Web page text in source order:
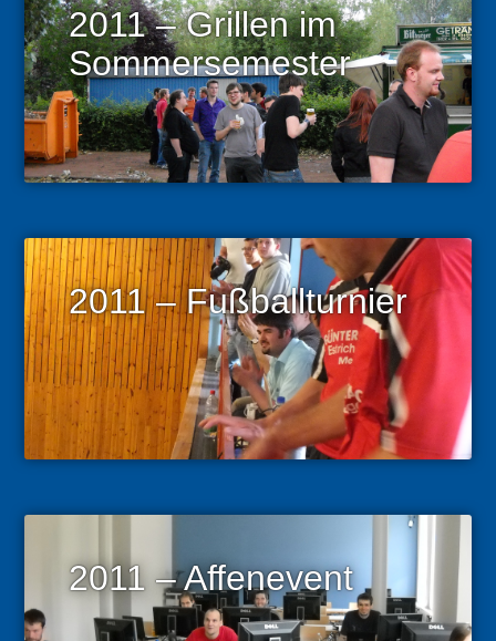
2011 – Grillen im
Sommersemester
2011 – Fußballturnier
2011 – Affenevent